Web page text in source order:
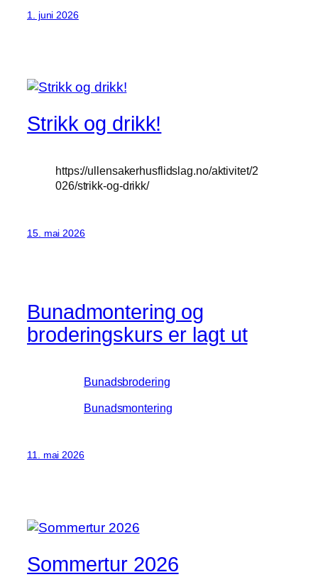
1. juni 2026
Strikk og drikk!
https://ullensakerhusflidslag.no/aktivitet/2
026/strikk-og-drikk/
15. mai 2026
Bunadmontering og
broderingskurs er lagt ut
Bunadsbrodering
Bunadsmontering
11. mai 2026
Sommertur 2026